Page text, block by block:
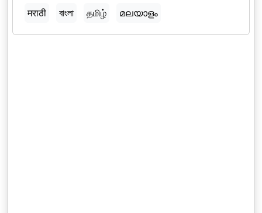
मराठी
বাংলা தமிழ் മലയാളം